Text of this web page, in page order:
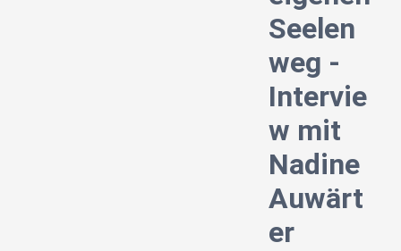
Seelen
weg -
Intervie
w mit
Nadine
Auwärt
er